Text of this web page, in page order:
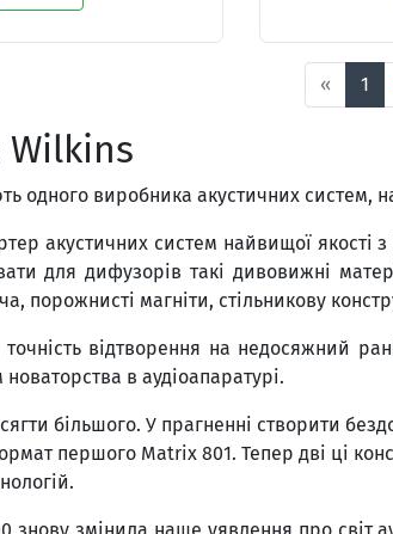
« 1
Wilkins
одного виробника акустичних систем,
акустичних систем найвищої якості
для дифузорів такі дивовижні
магніти, стільникову
відтворення на недосяжний
в аудіоапаратурі.
більшого. У прагненні створити
першого Matrix 801. Тепер дві ці